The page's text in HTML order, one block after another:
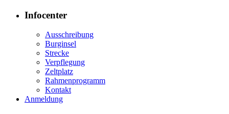
Infocenter
Ausschreibung
Burginsel
Strecke
Verpflegung
Zeltplatz
Rahmenprogramm
Kontakt
Anmeldung